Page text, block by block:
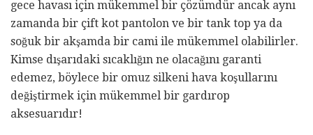
gece havası için mükemmel bir çözümdür ancak aynı
zamanda bir çift kot pantolon ve bir tank top ya da
soğuk bir akşamda bir cami ile mükemmel olabilirler.
Kimse dışarıdaki sıcaklığın ne olacağını garanti
edemez, böylece bir omuz silkeni hava koşullarını
değiştirmek için mükemmel bir gardırop
aksesuarıdır!